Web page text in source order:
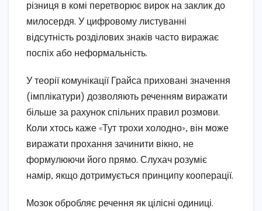
різниця в комі перетворює вирок на заклик до
милосердя. У цифровому листуванні
відсутність розділових знаків часто виражає
поспіх або неформальність.
У теорії комунікації Грайса приховані значення
(імплікатури) дозволяють реченням виражати
більше за рахунок спільних правил розмови.
Коли хтось каже «Тут трохи холодно», він може
виражати прохання зачинити вікно, не
формулюючи його прямо. Слухач розуміє
намір, якщо дотримується принципу кооперації.
Мозок обробляє речення як цілісні одиниці.